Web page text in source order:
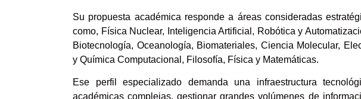
Su propuesta académica responde a áreas consideradas
como, Física Nuclear, Inteligencia Artificial, Robótica y
Biotecnología, Oceanología, Biomateriales, Ciencia Molecular,
y Química Computacional, Filosofía, Física y Matemáticas.
Ese perfil especializado demanda una infraestructura
académicas complejas, gestionar grandes volúmenes de